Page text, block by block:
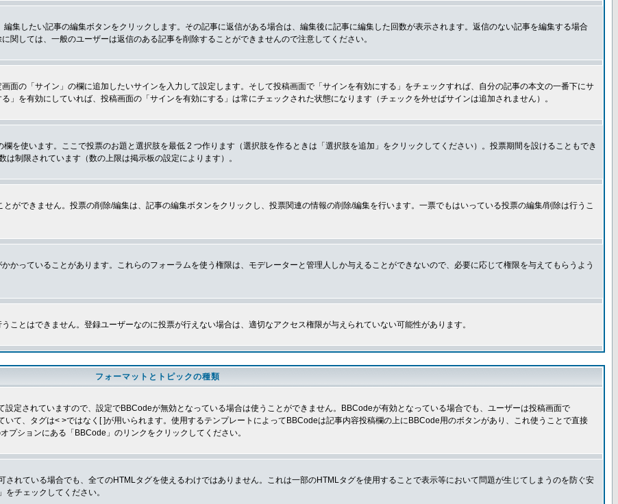
集したい記事の編集ボタンをクリックします。その記事に返信がある場合は、編集後に記事に編集した回数が表示されます。返信のない記事を編集する場合
しては、一般のユーザーは返信のある記事を削除することができませんので注意してください。
面の「サイン」の欄に追加したいサインを入力して設定します。そして投稿画面で「サインを有効にする」をチェックすれば、自分の記事の本文の一番下にサ
」を有効にしていれば、投稿画面の「サインを有効にする」は常にチェックされた状態になります（チェックを外せばサインは追加されません）。
を使います。ここで投票のお題と選択肢を最低 2 つ作ります（選択肢を作るときは「選択肢を追加」をクリックしてください）。投票期間を設けることもでき
制限されています（数の上限は掲示板の設定によります）。
ができません。投票の削除/編集は、記事の編集ボタンをクリックし、投票関連の情報の削除/編集を行います。一票でもはいっている投票の編集/削除は行うこ
かっていることがあります。これらのフォーラムを使う権限は、モデレーターと管理人しか与えることができないので、必要に応じて権限を与えてもらうよう
とはできません。登録ユーザーなのに投票が行えない場合は、適切なアクセス権限が与えられていない可能性があります。
フォーマットとトピックの種類
定されていますので、設定でBBCodeが無効となっている場合は使うことができません。BBCodeが有効となっている場合でも、ユーザーは投稿画面で
て、タグは< >ではなく[ ]が用いられます。使用するテンプレートによってBBCodeは記事内容投稿欄の上にBBCode用のボタンがあり、これ使うことで直接
ションにある「BBCode」のリンクをクリックしてください。
れている場合でも、全てのHTMLタグを使えるわけではありません。これは一部のHTMLタグを使用することで表示等において問題が生じてしまうのを防ぐ安
チェックしてください。